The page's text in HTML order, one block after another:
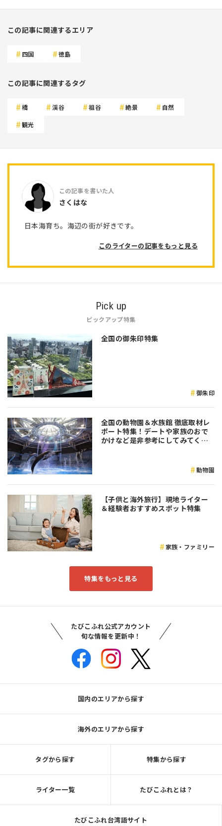
この記事に関連するエリア
四国 徳島
この記事に関連するタグ
橋 渓谷 祖谷 絶景 自然
観光
さくはな
日本海育ち。海辺の街が好きです。
このライターの記事をもっと見る
Pick up
ピックアップ特集
全国の御朱印特集
御朱印
全国の動物園＆水族館 徹底取材レ
ポート特集！デートや家族のおで
かけなど是非参考にしてみてくだ
動物園
【子供と海外旅行】現地ライター
＆経験者おすすめスポット特集
家族・ファミリー
特集をもっと見る
たびこふれ公式アカウント
旬な情報を更新中！
国内のエリアから探す
海外のエリアから探す
タグから探す 特集から探す
ライター一覧 たびこふれとは？
たびこふれ台湾語サイト